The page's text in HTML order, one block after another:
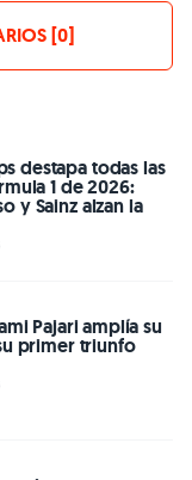
[0]
destapa todas las
1 de 2026:
y Sainz alzan la
Pajari amplía su
primer triunfo